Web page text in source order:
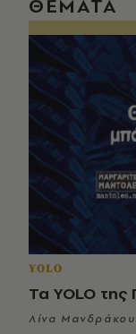
ΘΕΜΑΤΑ
YOLO
Τα YOLO
Λίνα Μανδράκου